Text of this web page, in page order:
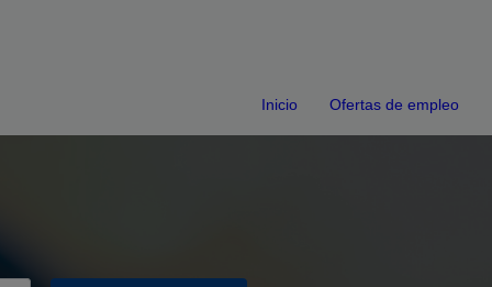
Inicio Ofertas de empleo